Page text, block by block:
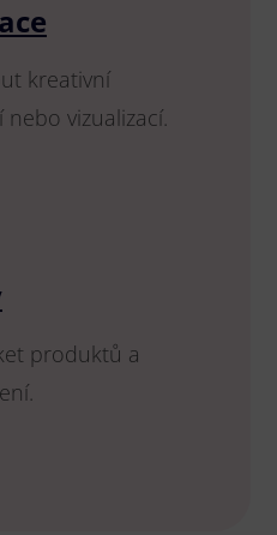
kreativní
vizualizací.
produktů a